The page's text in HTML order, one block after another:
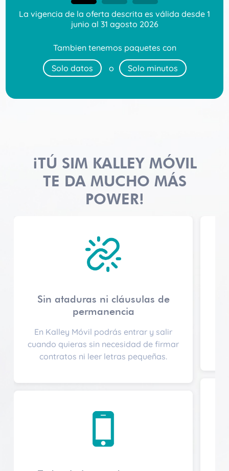
La vigencia de la oferta descrita es válida desde 1
junio al 31 agosto 2026
Tambien tenemos paquetes con
Solo datos
o Solo minutos
¡TÚ SIM KALLEY MÓVIL
TE DA MUCHO MÁS
POWER!
Sin ataduras ni cláusulas de
permanencia
En Kalley Móvil podrás entrar y salir
cuando quieras sin necesidad de firmar
contratos ni leer letras pequeñas.